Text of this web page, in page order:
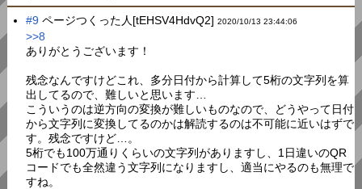
#9 ページつくった人[tEHSV4HdvQ2]2020/10/13 23:44:06
>>8
ありがとうございます！
残念なんですけどこれ、多分日付から計算して5桁の文字列を算
出してるので、難しいと思います…
こういうのは逆方向の変換が難しいものなので、どうやって日付
から文字列に変換してるのかは解読するのは不可能に近いはずで
す。残念ですけど…。
5桁でも100万通りくらいの文字列がありますし、1日違いのQR
コードでも全然違う文字列になりますし、適当にやるのも無理で
すね。